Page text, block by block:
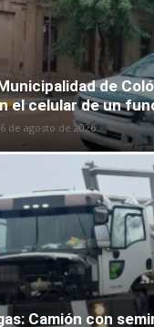
de
el celular de un
6 de agosto de 2026
Camión con